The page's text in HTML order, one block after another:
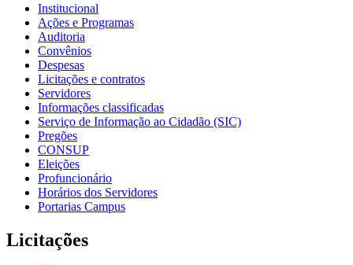
Institucional
Ações e Programas
Auditoria
Convênios
Despesas
Licitações e contratos
Servidores
Informações classificadas
Serviço de Informação ao Cidadão (SIC)
Pregões
CONSUP
Eleições
Profuncionário
Horários dos Servidores
Portarias Campus
Licitações